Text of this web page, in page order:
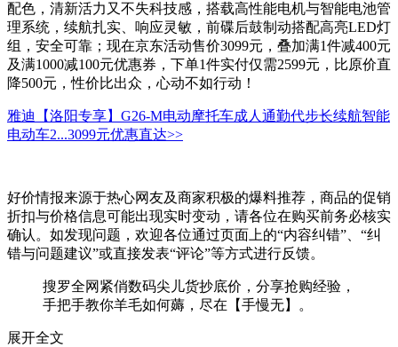
配色，清新活力又不失科技感，搭载高性能电机与智能电池管
理系统，续航扎实、响应灵敏，前碟后鼓制动搭配高亮LED灯
组，安全可靠；现在京东活动售价3099元，叠加满1件减400元
及满1000减100元优惠券，下单1件实付仅需2599元，比原价直
降500元，性价比出众，心动不如行动！
雅迪【洛阳专享】G26-M电动摩托车成人通勤代步长续航智能
电动车2...3099元优惠直达>>
好价情报来源于热心网友及商家积极的爆料推荐，商品的促销
折扣与价格信息可能出现实时变动，请各位在购买前务必核实
确认。如发现问题，欢迎各位通过页面上的“内容纠错”、“纠
错与问题建议”或直接发表“评论”等方式进行反馈。
搜罗全网紧俏数码尖儿货抄底价，分享抢购经验，
手把手教你羊毛如何薅，尽在【手慢无】。
展开全文